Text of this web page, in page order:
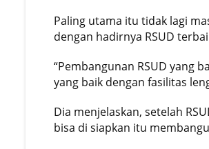
Paling utama itu tidak lagi
dengan hadirnya RSUD
“Pembangunan RSUD yang
yang baik dengan fasilitas
Dia menjelaskan, setelah
bisa di siapkan itu